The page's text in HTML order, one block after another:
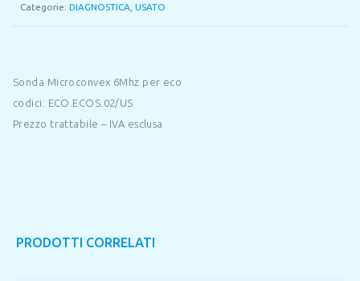
Categorie: DIAGNOSTICA USATO
Sonda Microconvex 6Mhz per eco
codici: ECO.ECOS.02/US
Prezzo trattabile – IVA esclusa
PRODOTTI CORRELATI